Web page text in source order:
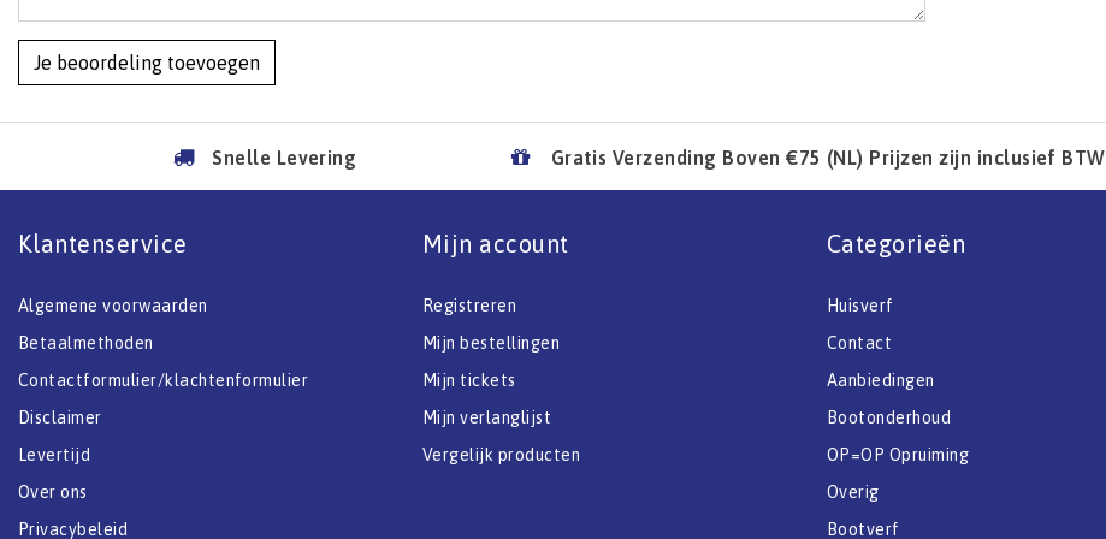
Je beoordeling toevoegen
Snelle Levering Gratis Verzending Boven €75 (NL) Prijzen zijn inclusief BTW
Klantenservice
Algemene voorwaarden
Betaalmethoden
Contactformulier/klachtenformulier
Disclaimer
Levertijd
Over ons
Privacybeleid
Mijn account
Registreren
Mijn bestellingen
Mijn tickets
Mijn verlanglijst
Vergelijk producten
Categorieën
Huisverf
Contact
Aanbiedingen
Bootonderhoud
OP=OP Opruiming
Overig
Bootverf